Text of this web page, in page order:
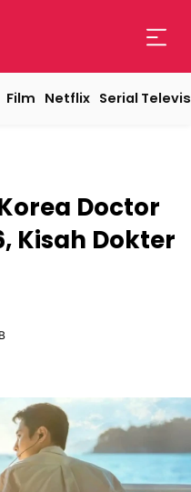
Film Netflix Serial
Doctor
Kisah Dokter